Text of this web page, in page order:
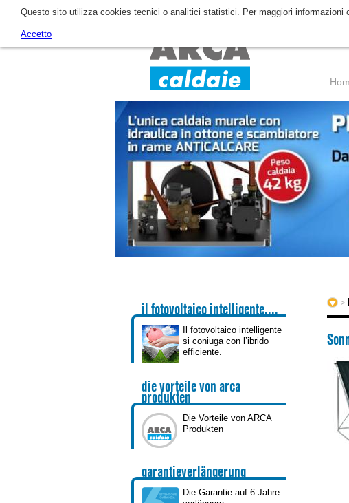
>
il fotovoltaico intelligente....
Il fotovoltaico intelligente
si coniuga con l’ibrido
efficiente.
die vorteile von arca
produkten
Die Vorteile von ARCA
Produkten
garantieverlängerung
Die Garantie auf 6 Jahre
Questo sito utilizza cookies tecnici o analitici statistici. Per maggiori informazioni
Accetto